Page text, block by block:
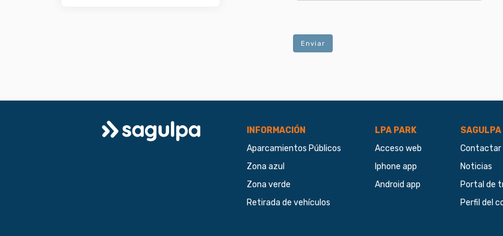
Enviar
Logo
INFORMACIÓN
Aparcamientos Públicos
Zona azul
Zona verde
Retirada de vehículos
LPA PARK
Acceso web
Iphone app
Android app
SAGULPA
Contactar
Noticias
Portal de
Perfil del